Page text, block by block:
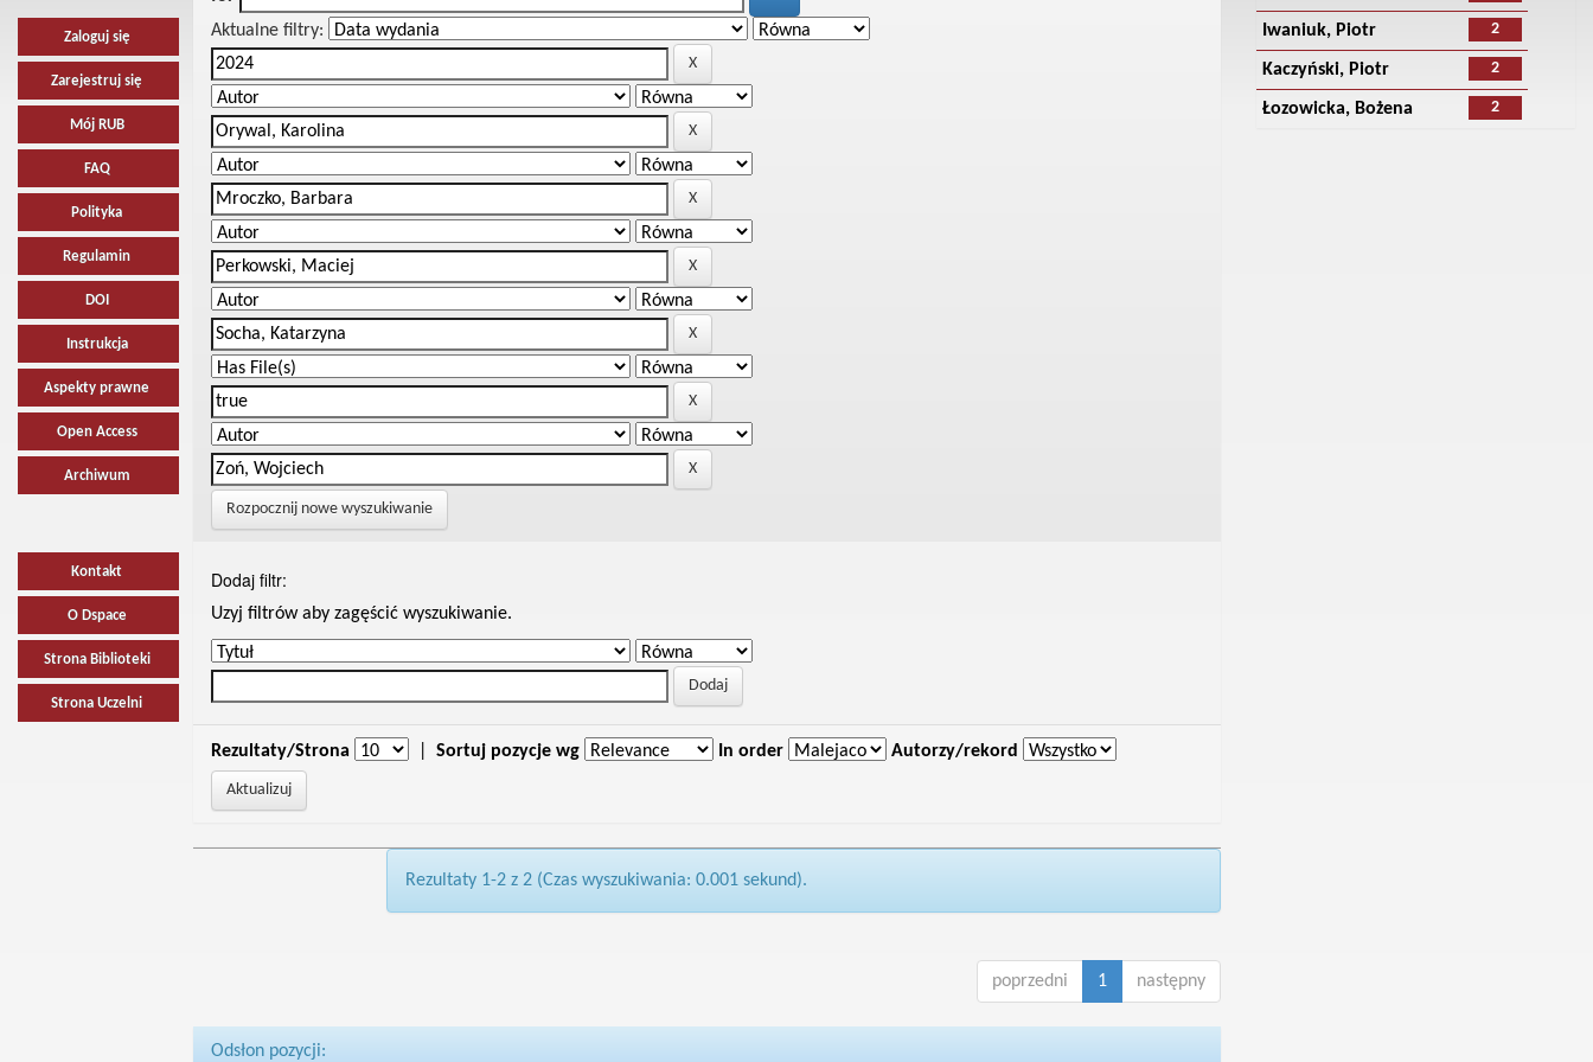
Zaloguj się
Zarejestruj się
Mój RUB
FAQ
Polityka
Regulamin
DOI
Instrukcja
Aspekty prawne
Open Access
Archiwum
Kontakt
O Dspace
Strona Biblioteki
Strona Uczelni
Aktualne filtry:
Rozpocznij nowe wyszukiwanie
Dodaj filtr:
Uzyj filtrów aby zagęścić wyszukiwanie.
Rezultaty/Strona Sortuj pozycje wg In order Autorzy/rekord
Rezultaty 1-2 z 2 (Czas wyszukiwania: 0.001 sekund).
poprzedni 1 następny
Odsłon pozycji:
2
Iwaniuk, Piotr
2
Kaczyński, Piotr
2
Łozowicka, Bożena